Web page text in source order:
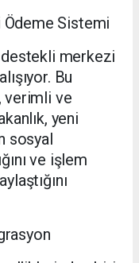
Sistemi
merkezi
Bu
verimli ve
yeni
sosyal
ve işlem